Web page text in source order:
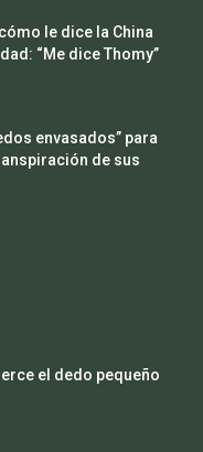
le dice la China
“Me dice Thomy”
envasados” para
de sus
el dedo pequeño